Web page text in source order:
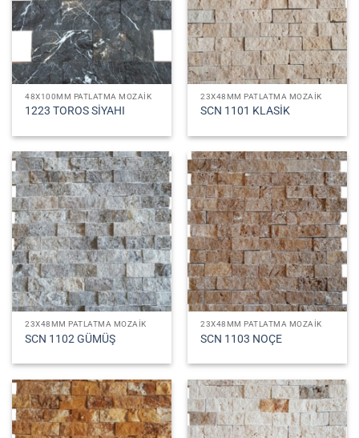
48X100MM PATLATMA MOZAIK
1223 TOROS SİYAHI
23X48MM PATLATMA MOZAIK
SCN 1101 KLASİK
23X48MM PATLATMA MOZAIK
SCN 1102 GÜMÜŞ
23X48MM PATLATMA MOZAIK
SCN 1103 NOÇE